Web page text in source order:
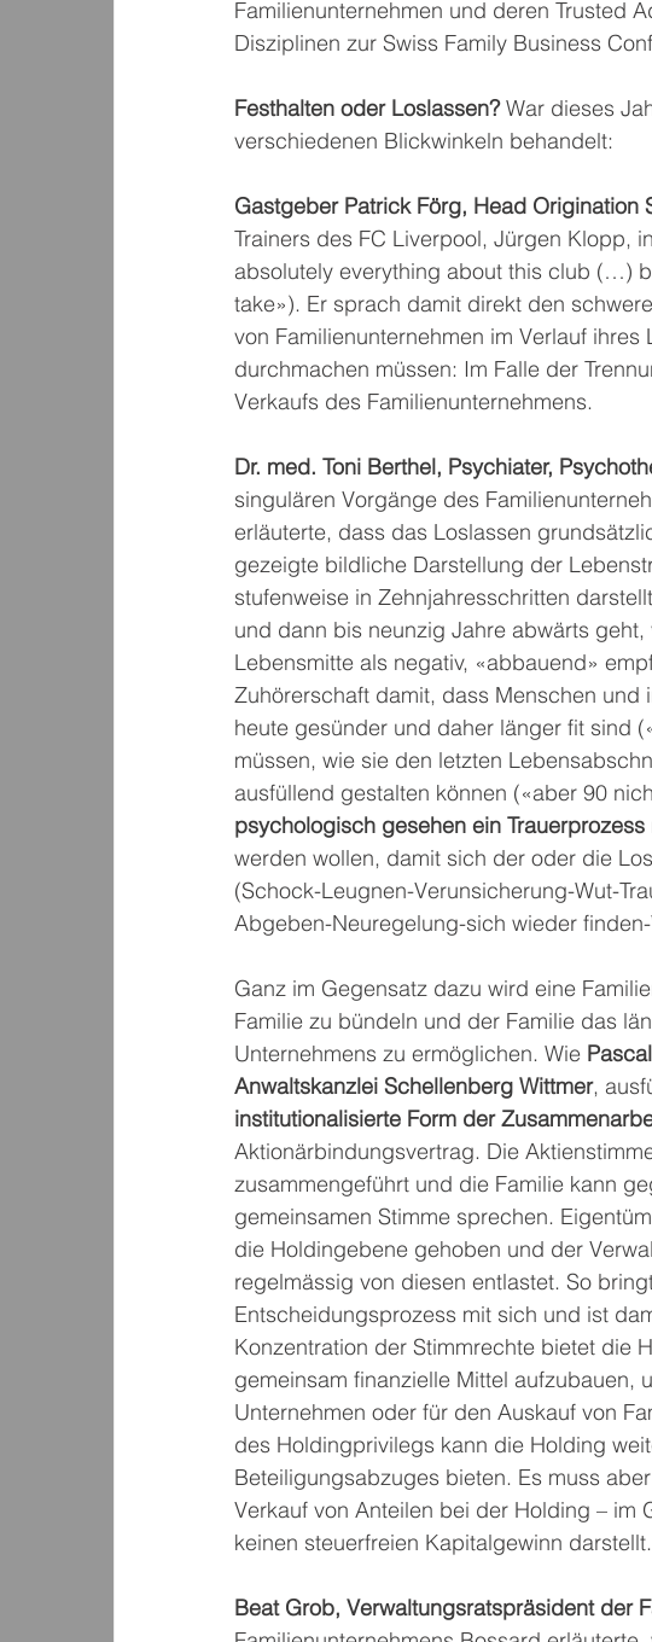
Familienunternehmen und deren Trusted
Disziplinen zur Swiss Family Business
Festhalten oder Loslassen? War dieses
verschiedenen Blickwinkeln behandelt:
Gastgeber Patrick Förg, Head Origination
Trainers des FC Liverpool, Jürgen Klopp,
absolutely everything about this club (…)
take»). Er sprach damit direkt den
von Familienunternehmen im Verlauf
durchmachen müssen: Im Falle der
Verkaufs des Familienunternehmens.
Dr. med. Toni Berthel, Psychiater,
singulären Vorgänge des
erläuterte, dass das Loslassen
gezeigte bildliche Darstellung der
stufenweise in Zehnjahresschritten
und dann bis neunzig Jahre abwärts
Lebensmitte als negativ, «abbauend»
Zuhörerschaft damit, dass Menschen
heute gesünder und daher länger fit sind
müssen, wie sie den letzten
ausfüllend gestalten können («aber 90
psychologisch gesehen ein Trauerprozess
werden wollen, damit sich der oder die
(Schock-Leugnen-Verunsicherung-Wut-
Abgeben-Neuregelung-sich wieder
Ganz im Gegensatz dazu wird eine
Familie zu bündeln und der Familie das
Unternehmens zu ermöglichen. Wie
Anwaltskanzlei Schellenberg Wittmer,
institutionalisierte Form der
Aktionärbindungsvertrag. Die
zusammengeführt und die Familie kann
gemeinsamen Stimme sprechen.
die Holdingebene gehoben und der
regelmässig von diesen entlastet. So
Entscheidungsprozess mit sich und ist
Konzentration der Stimmrechte bietet die
gemeinsam finanzielle Mittel aufzubauen,
Unternehmen oder für den Auskauf von
des Holdingprivilegs kann die Holding
Beteiligungsabzuges bieten. Es muss
Verkauf von Anteilen bei der Holding – im
keinen steuerfreien Kapitalgewinn darstellt.
Beat Grob, Verwaltungsratspräsident der